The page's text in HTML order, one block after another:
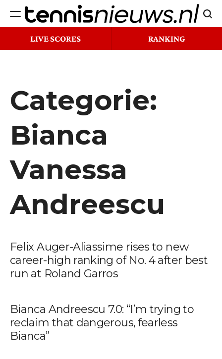
naar
Tennisnieuws.nl
LIVE SCORES RANKING
Categorie:
Bianca
Vanessa
Andreescu
Felix Auger-Aliassime rises to new
career-high ranking of No. 4 after best
run at Roland Garros
Bianca Andreescu 7.0: “I’m trying to
reclaim that dangerous, fearless
Bianca”